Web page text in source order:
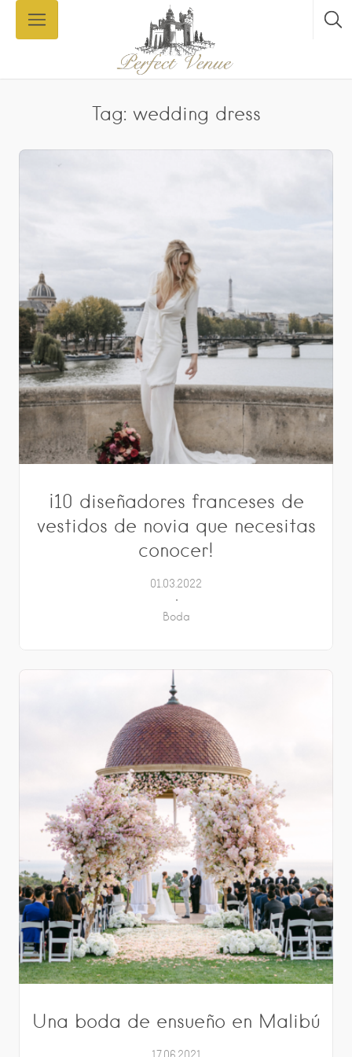
Tag: wedding dress
¡10 diseñadores franceses de
vestidos de novia que necesitas
conocer!
01.03.2022
Boda
Una boda de ensueño en Malibú